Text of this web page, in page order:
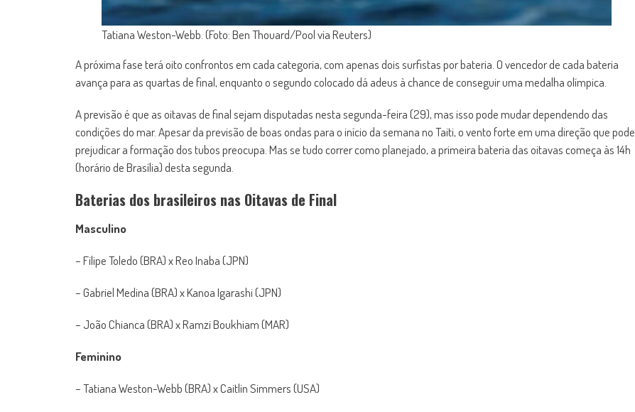
Tatiana Weston-Webb. (Foto: Ben Thouard/Pool via Reuters)
A próxima fase terá oito confrontos em cada categoria, com apenas dois surfistas por bateria. O vencedor de cada bateria
avança para as quartas de final, enquanto o segundo colocado dá adeus à chance de conseguir uma medalha olímpica.
A previsão é que as oitavas de final sejam disputadas nesta segunda-feira (29), mas isso pode mudar dependendo das
condições do mar. Apesar da previsão de boas ondas para o início da semana no Taiti, o vento forte em uma direção que pode
prejudicar a formação dos tubos preocupa. Mas se tudo correr como planejado, a primeira bateria das oitavas começa às 14h
(horário de Brasília) desta segunda.
Baterias dos brasileiros nas Oitavas de Final
Masculino
– Filipe Toledo (BRA) x Reo Inaba (JPN)
– Gabriel Medina (BRA) x Kanoa Igarashi (JPN)
– João Chianca (BRA) x Ramzi Boukhiam (MAR)
Feminino
– Tatiana Weston-Webb (BRA) x Caitlin Simmers (USA)